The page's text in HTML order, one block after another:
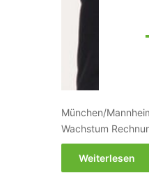
München/
Wachstum
Weiterlesen